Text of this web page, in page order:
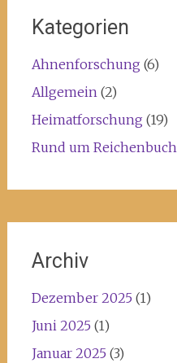
Kategorien
Ahnenforschung (6)
Allgemein (2)
Heimatforschung (19)
Rund um Reichenbuch
Archiv
Dezember 2025 (1)
Juni 2025 (1)
Januar 2025 (3)